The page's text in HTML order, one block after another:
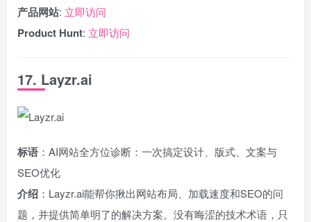
产品网站: 立即访问
Product Hunt: 立即访问
17. Layzr.ai
标语 ：AI网站全方位诊断：一次搞定设计、版式、文案与
SEO优化
介绍 ：Layzr.ai能帮你揪出网站布局、加载速度和SEO的问
题，并提供简单明了的解决方案。没有晦涩的技术术语，只